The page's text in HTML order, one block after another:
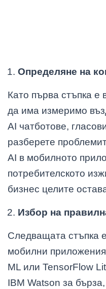
Определяне на
Като първа стъпка е
да има измеримо
AI чатботове,
разберете
AI в мобилното
потребителското
бизнес целите
Избор на
Следващата стъпка
мобилни
ML или TensorFlow
IBM Watson за